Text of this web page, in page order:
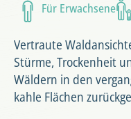
Für Erwachsene
Vertraute
Stürme, Trockenheit
Wäldern in den
kahle Flächen